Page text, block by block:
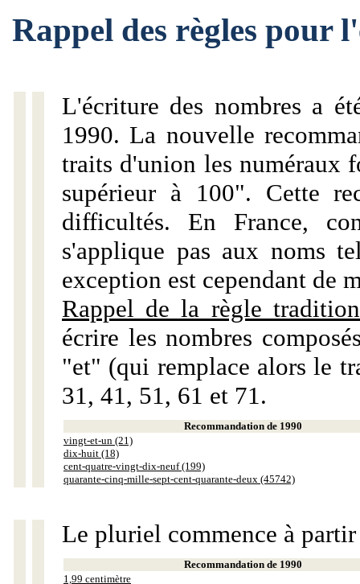
Rappel des règles pour
L'écriture des nombres a
1990. La nouvelle
traits d'union les numéraux
supérieur à 100". Cette
difficultés. En France,
s'applique pas aux noms
exception est cependant de
Rappel de la règle
écrire les nombres
"et" (qui remplace alors le
31, 41, 51, 61 et 71.
Recommandation de 1990
vingt-et-un (21)
dix-huit (18)
cent-quatre-vingt-dix-neuf (199)
quarante-cinq-mille-sept-cent-quarante-deux (45742)
Le pluriel commence à
Recommandation de 1990
1,99 centimètre